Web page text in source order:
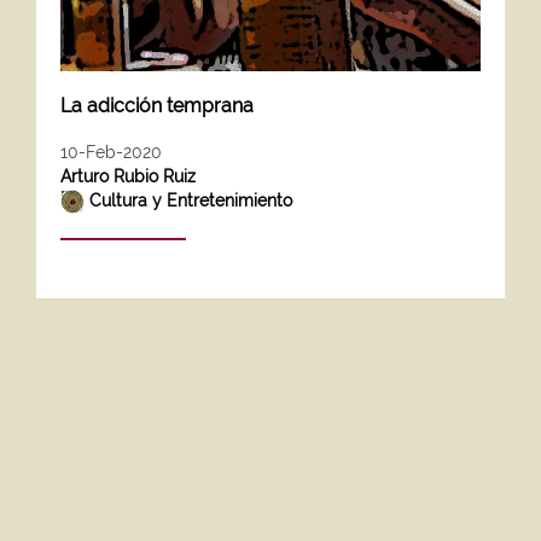
La adicción temprana
10-Feb-2020
Arturo Rubio Ruiz
Cultura y Entretenimiento